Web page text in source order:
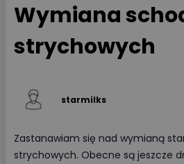
Wymiana
strychowych
starmilks
Zastanawiam się nad wymianą
strychowych. Obecne są jeszcze